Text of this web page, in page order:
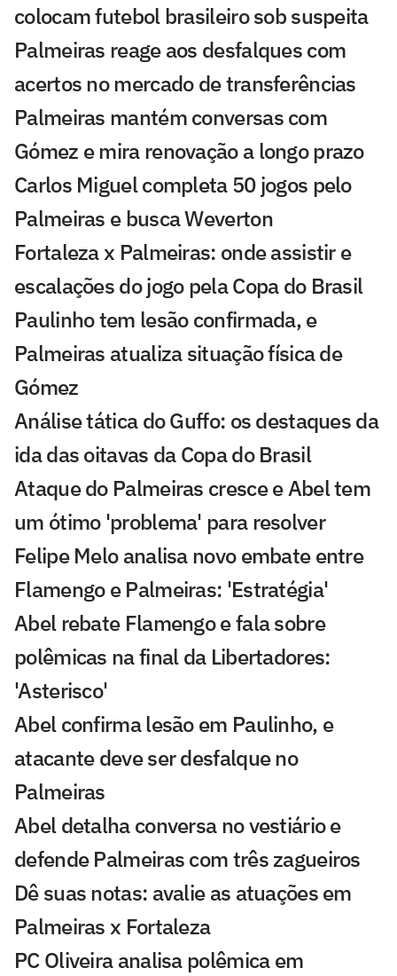
colocam futebol brasileiro sob suspeita
Palmeiras reage aos desfalques com
acertos no mercado de transferências
Palmeiras mantém conversas com
Gómez e mira renovação a longo prazo
Carlos Miguel completa 50 jogos pelo
Palmeiras e busca Weverton
Fortaleza x Palmeiras: onde assistir e
escalações do jogo pela Copa do Brasil
Paulinho tem lesão confirmada, e
Palmeiras atualiza situação física de
Gómez
Análise tática do Guffo: os destaques da
ida das oitavas da Copa do Brasil
Ataque do Palmeiras cresce e Abel tem
um ótimo 'problema' para resolver
Felipe Melo analisa novo embate entre
Flamengo e Palmeiras: 'Estratégia'
Abel rebate Flamengo e fala sobre
polêmicas na final da Libertadores:
'Asterisco'
Abel confirma lesão em Paulinho, e
atacante deve ser desfalque no
Palmeiras
Abel detalha conversa no vestiário e
defende Palmeiras com três zagueiros
Dê suas notas: avalie as atuações em
Palmeiras x Fortaleza
PC Oliveira analisa polêmica em